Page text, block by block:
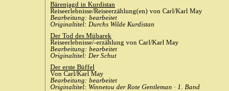
Bärenjagd in Kurdistan
Reiseerlebnisse/Reiseerzählung(en) von Carl/Karl May
Bearbeitung: bearbeitet
Originaltitel: Durchs Wilde Kurdistan
Der Tod des Mübarek
Reiseerlebnisse/-erzählung von Carl/Karl May
Bearbeitung: bearbeitet
Originaltitel: Der Schut
Der erste Büffel
Von Carl/Karl May
Bearbeitung: bearbeitet
Originaltitel: Winnetou der Rote Gentleman · 1. Band